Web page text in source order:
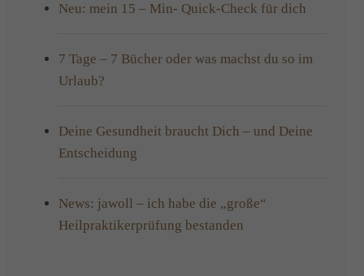
Neu: mein 15 – Min- Quick-Check für dich
7 Tage – 7 Bücher oder was machst du so im
Urlaub?
Deine Gesundheit braucht Dich – und Deine
Entscheidung
News: jawoll – ich habe die „große“
Heilpraktikerprüfung bestanden